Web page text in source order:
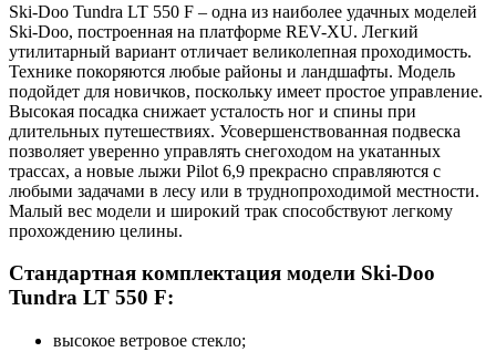
Ski-Doo Tundra LT 550 F – одна из наиболее удачных моделей
Ski-Doo, построенная на платформе REV-XU. Легкий
утилитарный вариант отличает великолепная проходимость.
Технике покоряются любые районы и ландшафты. Модель
подойдет для новичков, поскольку имеет простое управление.
Высокая посадка снижает усталость ног и спины при
длительных путешествиях. Усовершенствованная подвеска
позволяет уверенно управлять снегоходом на укатанных
трассах, а новые лыжи Pilot 6,9 прекрасно справляются с
любыми задачами в лесу или в труднопроходимой местности.
Малый вес модели и широкий трак способствуют легкому
прохождению целины.
Стандартная комплектация модели Ski-Doo
Tundra LT 550 F:
высокое ветровое стекло;